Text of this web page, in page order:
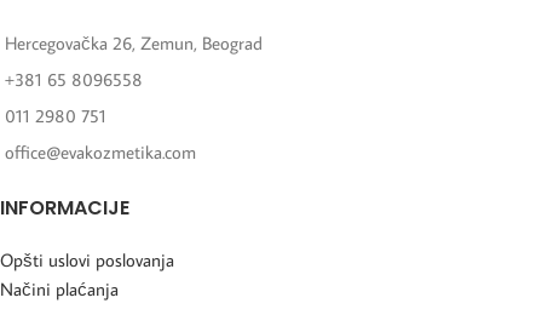
Hercegovačka 26, Zemun, Beograd
+381 65 8096558
011 2980 751
office@evakozmetika.com
INFORMACIJE
Opšti uslovi poslovanja
Načini plaćanja